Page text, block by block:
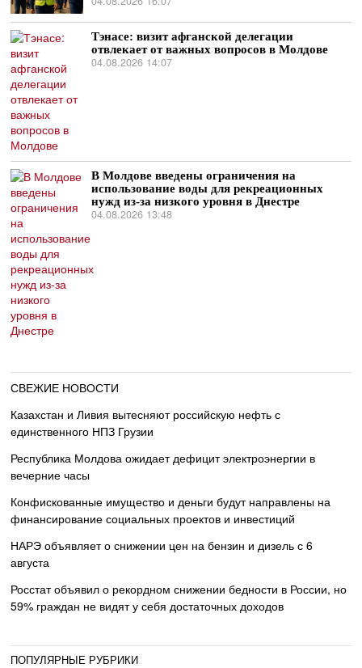
Тэнасе: визит афганской делегации
отвлекает от важных вопросов в Молдове
04.08.2026 14:07
В Молдове введены ограничения на
использование воды для рекреационных
нужд из-за низкого уровня в Днестре
04.08.2026 13:48
СВЕЖИЕ НОВОСТИ
Казахстан и Ливия вытесняют российскую нефть с
единственного НПЗ Грузии
Республика Молдова ожидает дефицит электроэнергии в
вечерние часы
Конфискованные имущество и деньги будут направлены на
финансирование социальных проектов и инвестиций
НАРЭ объявляет о снижении цен на бензин и дизель с 6
августа
Росстат объявил о рекордном снижении бедности в России, но
59% граждан не видят у себя достаточных доходов
ПОПУЛЯРНЫЕ РУБРИКИ